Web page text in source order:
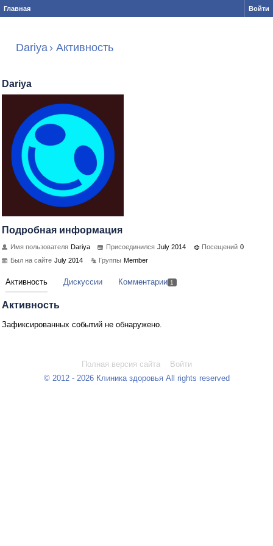
Главная Войти
Dariya › Активность
Dariya
Подробная информация
Имя пользователя Dariya Присоединился July 2014 Посещений 0
Был на сайте July 2014 Группы Member
Активность Дискуссии Комментарии 1
Активность
Зафиксированных событий не обнаружено.
Полная версия сайта
Войти
© 2012 - 2026 Клиника здоровья All rights reserved